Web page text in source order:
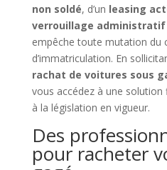
non soldé, d’un leasing
verrouillage
empêche toute mutation du
d’immatriculation. En
rachat de voitures sous
vous accédez à une
à la législation en vigueur.
Des
pour racheter